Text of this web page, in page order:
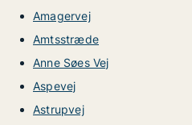
Amagervej
Amtsstræde
Anne Søes Vej
Aspevej
Astrupvej